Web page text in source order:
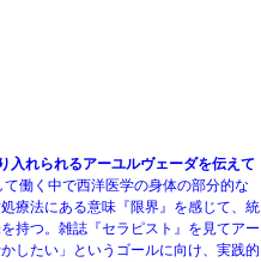
入れられるアーユルヴェーダを伝えて
て働く中で西洋医学の身体の部分的な
療法にある意味『限界』を感じて、統
持つ。雑誌『セラピスト』を見てアー
したい」というゴールに向け、実践的